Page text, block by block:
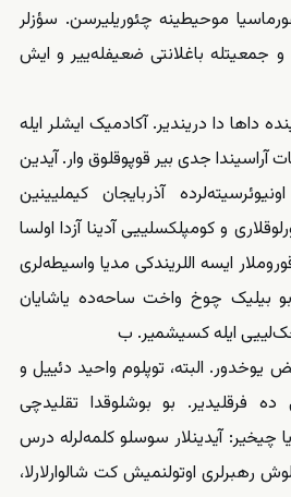
موحیطینه چئوریلیرسن. سؤزلر
و جمعیتله باغلانتی ضعیفله‌ییر و ایش
داها دا دریندیر. آکادمیک ایشلر ایله
آراسیندا جدی بیر قوپوقلوق وار. آیدین
آذربایجان کیملیینین
و کومپلکسلییی آدینا آزدا اولسا
ایسه اللریند‌کی مدیا واسیطه‌لری
بو بیلیک چوخ واخت ساحه‌ده یاشایان
ایله کسیشمیر. ب
یوخدور. البته، توپلوم واحید دئییل و
فرقلیدیر. بو بوشلوقدا تقلیدچی
چیخیر: آیدینلار سوسلو کلمه‌لرله درس
رهبرلری اوتولنمیش کت شالوارلارلا،